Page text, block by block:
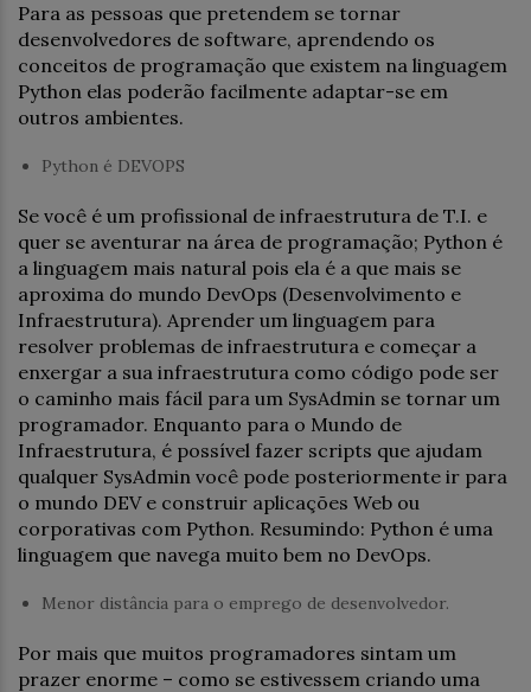
Para as pessoas que pretendem se tornar
desenvolvedores de software, aprendendo os
conceitos de programação que existem na linguagem
Python elas poderão facilmente adaptar-se em
outros ambientes.
Python é DEVOPS
Se você é um profissional de infraestrutura de T.I. e
quer se aventurar na área de programação; Python é
a linguagem mais natural pois ela é a que mais se
aproxima do mundo DevOps (Desenvolvimento e
Infraestrutura). Aprender um linguagem para
resolver problemas de infraestrutura e começar a
enxergar a sua infraestrutura como código pode ser
o caminho mais fácil para um SysAdmin se tornar um
programador. Enquanto para o Mundo de
Infraestrutura, é possível fazer scripts que ajudam
qualquer SysAdmin você pode posteriormente ir para
o mundo DEV e construir aplicações Web ou
corporativas com Python. Resumindo: Python é uma
linguagem que navega muito bem no DevOps.
Menor distância para o emprego de desenvolvedor.
Por mais que muitos programadores sintam um
prazer enorme – como se estivessem criando uma